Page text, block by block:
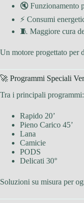
🔇 Funzionamento
⚡ Consumi
🧵 Maggiore cura
Un motore progettato per
🚀 Programmi Speciali
Tra i principali programmi:
Rapido 20’
Pieno Carico 45’
Lana
Camicie
PODS
Delicati 30°
Soluzioni su misura per